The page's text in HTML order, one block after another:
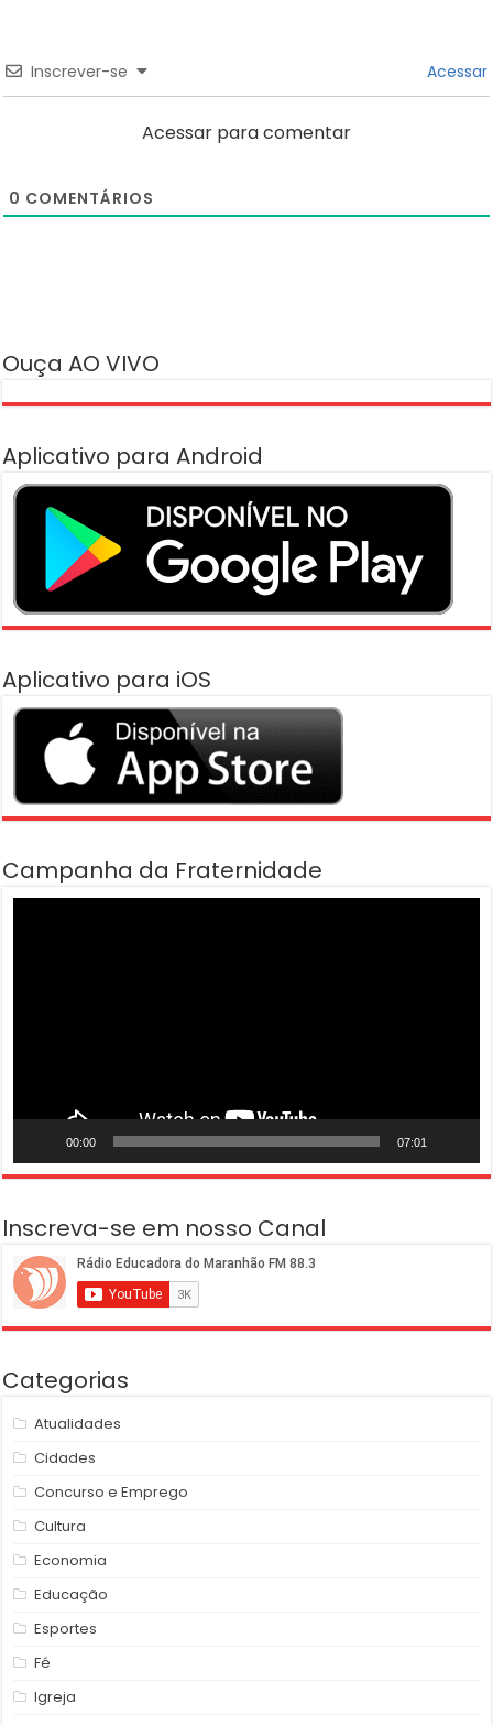
Inscrever-se Acessar
Acessar para comentar
0 COMENTÁRIOS
Ouça AO VIVO
Aplicativo para Android
Aplicativo para iOS
Campanha da Fraternidade
00:00 07:01
Inscreva-se em nosso Canal
Categorias
Atualidades
Cidades
Concurso e Emprego
Cultura
Economia
Educação
Esportes
Fé
Igreja